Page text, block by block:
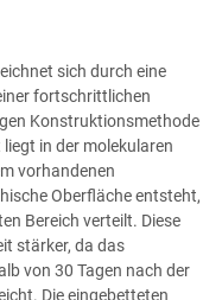
sich durch eine
fortschrittlichen
Konstruktionsmethode
in der molekularen
vorhandenen
Oberfläche entsteht,
Bereich verteilt. Diese
stärker, da das
von 30 Tagen nach der
Die eingebetteten